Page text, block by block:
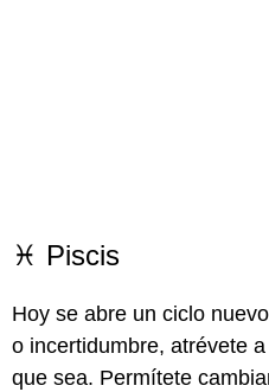
♓ Piscis
Hoy se abre un ciclo
o incertidumbre, atrévete
que sea. Permítete